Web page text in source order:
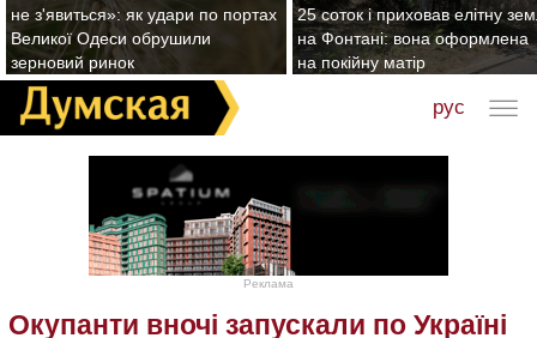
не з'явиться»: як удари по портах
Великої Одеси обрушили
зерновий ринок
25 соток і приховав елітну
на Фонтані: вона оформлена
на покійну матір
рус
Реклама
Окупанти вночі запускали по Україні